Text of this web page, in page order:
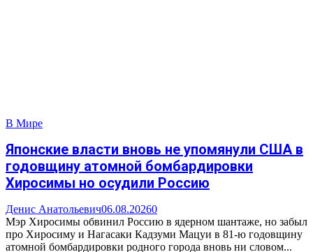
В Мире
Японские власти вновь не упомянули США в
годовщину атомной бомбардировки
Хиросимы но осудили Россию
Денис Анатольевич06.08.20260
Мэр Хиросимы обвинил Россию в ядерном шантаже, но забыл
про Хиросиму и Нагасаки Кадзуми Мацуи в 81-ю годовщину
атомной бомбардировки родного города вновь ни словом...